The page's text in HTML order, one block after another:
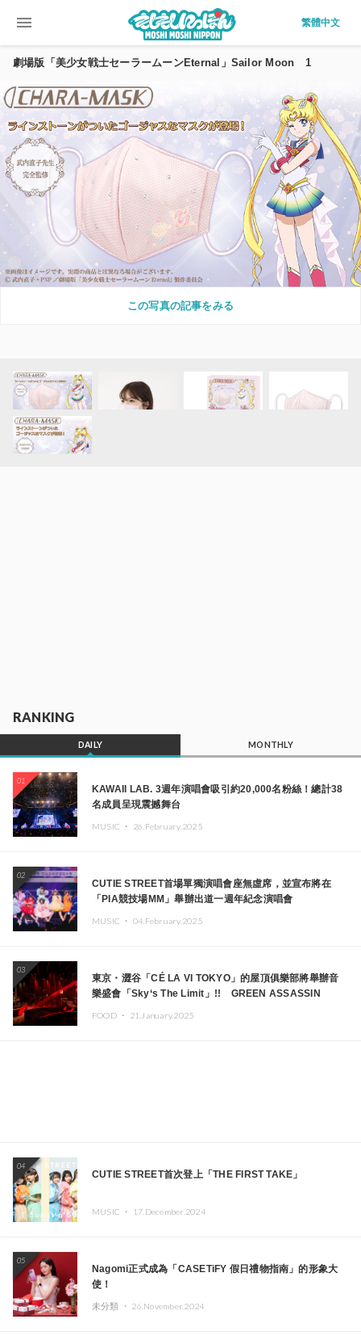
menu 繁體中文
劇場版「美少女戦士セーラームーンEternal」Sailor Moon 1
この写真の記事をみる
RANKING
DAILY MONTHLY
01
KAWAII LAB. 3週年演唱會吸引約20,000名粉絲！總計38
名成員呈現震撼舞台
MUSIC ・ 26.February.2025
02
CUTIE STREET首場單獨演唱會座無虛席，並宣布將在
「PIA競技場MM」舉辦出道一週年紀念演唱會
MUSIC ・ 04.February.2025
03
東京・澀谷「CÉ LA VI TOKYO」的屋頂俱樂部將舉辦音
樂盛會「Sky‘s The Limit」!! GREEN ASSASSIN
本頂尖DJ及創作者齊聚一堂
FOOD ・ 21.January.2025
04
CUTIE STREET首次登上「THE FIRST TAKE」
MUSIC ・ 17.December.2024
05
Nagomi正式成為「CASETiFY 假日禮物指南」的形象大
使！
未分類 ・ 26.November.2024